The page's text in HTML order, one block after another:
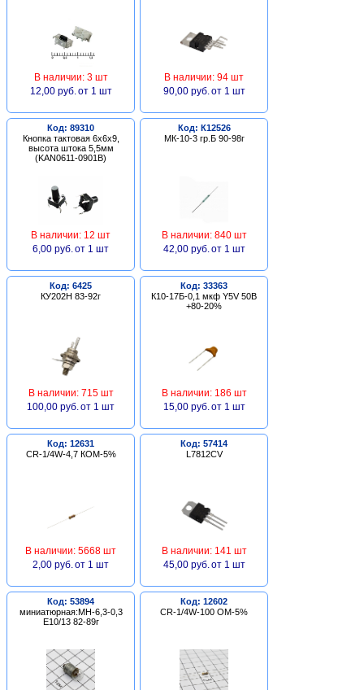
В наличии: 3 шт
12,00 руб. от 1 шт
В наличии: 94 шт
90,00 руб. от 1 шт
Код: 89310
Кнопка тактовая 6х6х9,
высота штока 5,5мм
(KAN0611-0901B)
В наличии: 12 шт
6,00 руб. от 1 шт
Код: К12526
МК-10-3 гр.Б 90-98г
В наличии: 840 шт
42,00 руб. от 1 шт
Код: 6425
КУ202Н 83-92г
В наличии: 715 шт
100,00 руб. от 1 шт
Код: 33363
К10-17Б-0,1 мкф Y5V 50В
+80-20%
В наличии: 186 шт
15,00 руб. от 1 шт
Код: 12631
CR-1/4W-4,7 КОМ-5%
В наличии: 5668 шт
2,00 руб. от 1 шт
Код: 57414
L7812CV
В наличии: 141 шт
45,00 руб. от 1 шт
Код: 53894
миниатюрная:МН-6,3-0,3
Е10/13 82-89г
Код: 12602
CR-1/4W-100 ОМ-5%